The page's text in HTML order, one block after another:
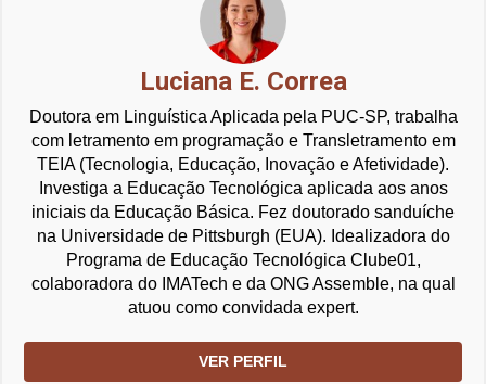
Luciana E. Correa
Doutora em Linguística Aplicada pela PUC-SP, trabalha
com letramento em programação e Transletramento em
TEIA (Tecnologia, Educação, Inovação e Afetividade).
Investiga a Educação Tecnológica aplicada aos anos
iniciais da Educação Básica. Fez doutorado sanduíche
na Universidade de Pittsburgh (EUA). Idealizadora do
Programa de Educação Tecnológica Clube01,
colaboradora do IMATech e da ONG Assemble, na qual
atuou como convidada expert.
VER PERFIL